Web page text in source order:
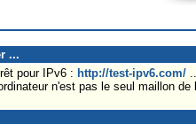
...
pour IPv6 : http://test-ipv6.com/...
n'est pas le seul maillon